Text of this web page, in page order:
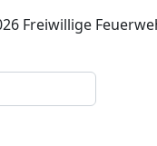
Freiwillige